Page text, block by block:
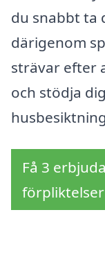
du snabbt ta
därigenom
strävar efter
och stödja
Få 3
förpliktelser